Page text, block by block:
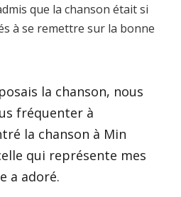
que la chanson était si
à se remettre sur la bonne
la chanson, nous
fréquenter à
la chanson à Min
qui représente mes
a adoré.